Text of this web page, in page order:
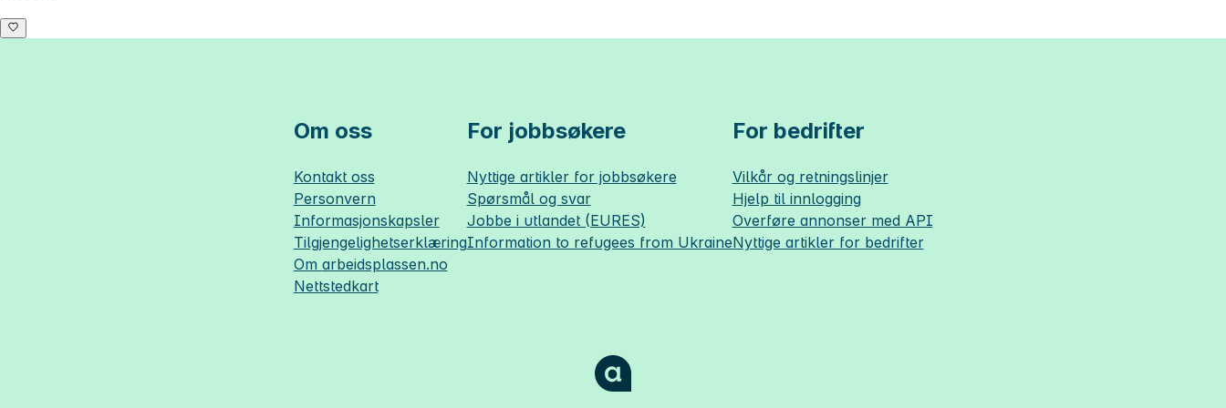
Om oss
Kontakt oss
Personvern
Informasjonskapsler
Tilgjengelighetserklæring
Om arbeidsplassen.no
Nettstedkart
For jobbsøkere
Nyttige artikler for jobbsøkere
Spørsmål og svar
Jobbe i utlandet (EURES)
Information to refugees from Ukraine
For bedrifter
Vilkår og retningslinjer
Hjelp til innlogging
Overføre annonser med API
Nyttige artikler for bedrifter